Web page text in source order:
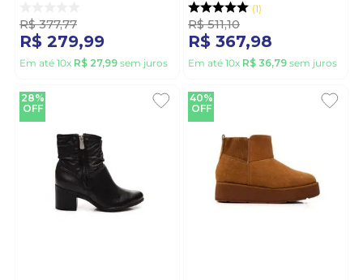
R$ 377,77
R$ 279,99
Em até 10x R$ 27,99 sem juros
Preto
1
R$ 511,10
R$ 367,98
Em até 10x R$ 36,79 sem juros
28%
OFF
40%
OFF